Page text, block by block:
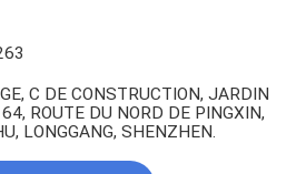
C DE CONSTRUCTION, JARDIN
ROUTE DU NORD DE PINGXIN,
LONGGANG, SHENZHEN.